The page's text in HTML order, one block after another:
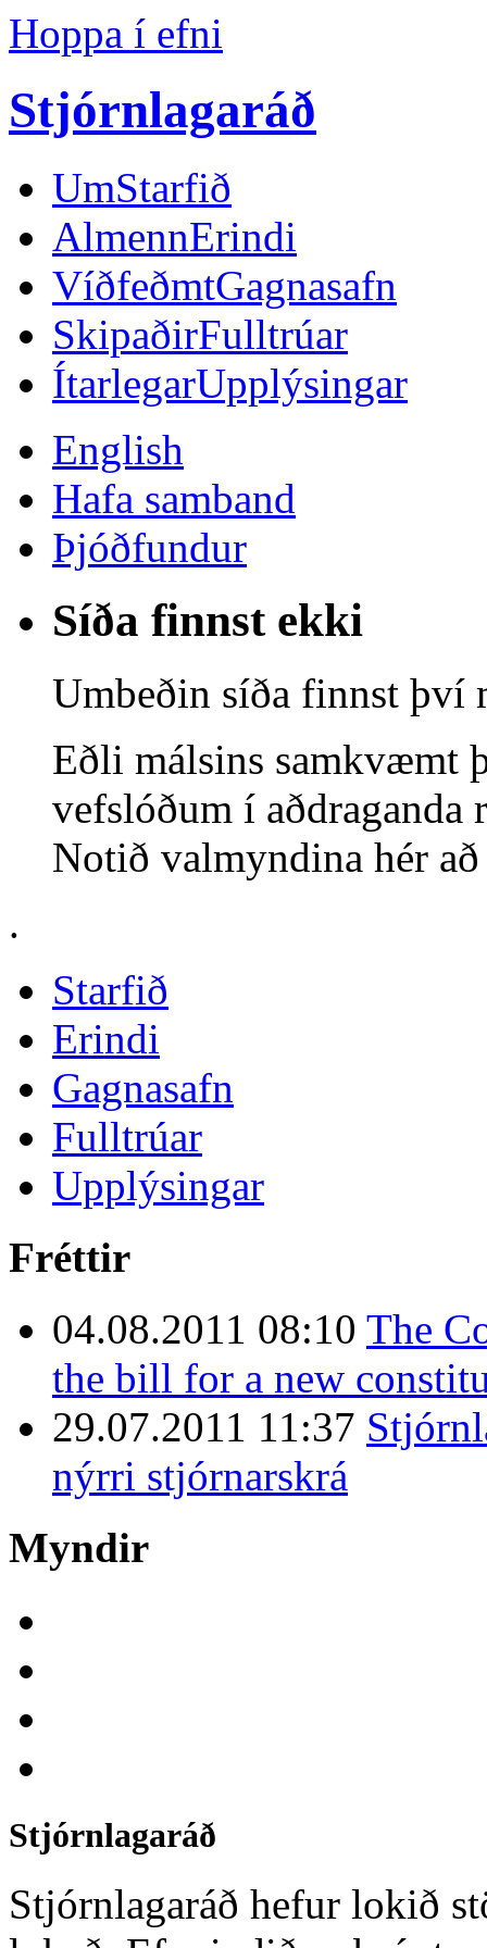
Hoppa í efni
Stjórnlagaráð
UmStarfið
AlmennErindi
VíðfeðmtGagnasafn
SkipaðirFulltrúar
ÍtarlegarUpplýsingar
English
Hafa samband
Þjóðfundur
Síða finnst ekki
Umbeðin síða finnst því
Eðli málsins samkvæmt
vefslóðum í aðdraganda
Notið valmyndina hér
.
Starfið
Erindi
Gagnasafn
Fulltrúar
Upplýsingar
Fréttir
04.08.2011 08:10 The
the bill for a new
29.07.2011 11:37
nýrri stjórnarskrá
Myndir
Stjórnlagaráð
Stjórnlagaráð hefur lokið